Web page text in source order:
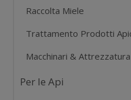
Raccolta Miele
Trattamento Prodotti
Macchinari &
Per le Api